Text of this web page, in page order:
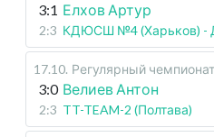
3:1 Елхов Артур
2:3 КДЮСШ №4 (Харьков) -
17.10. Регулярный чемпионат
3:0 Велиев Антон
2:3 TT-TEAM-2 (Полтава)